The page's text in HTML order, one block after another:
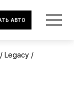
АВТО
Legacy